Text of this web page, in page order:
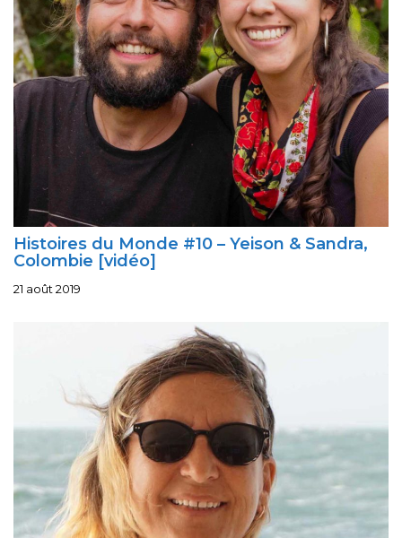
Histoires du Monde #10 – Yeison & Sandra,
Colombie [vidéo]
21 août 2019